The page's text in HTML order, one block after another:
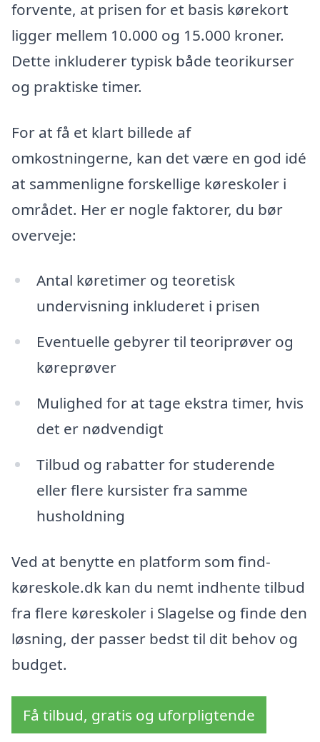
forvente, at prisen for et basis kørekort
ligger mellem 10.000 og 15.000 kroner.
Dette inkluderer typisk både teorikurser
og praktiske timer.
For at få et klart billede af
omkostningerne, kan det være en god idé
at sammenligne forskellige køreskoler i
området. Her er nogle faktorer, du bør
overveje:
Antal køretimer og teoretisk
undervisning inkluderet i prisen
Eventuelle gebyrer til teoriprøver og
køreprøver
Mulighed for at tage ekstra timer, hvis
det er nødvendigt
Tilbud og rabatter for studerende
eller flere kursister fra samme
husholdning
Ved at benytte en platform som find-
køreskole.dk kan du nemt indhente tilbud
fra flere køreskoler i Slagelse og finde den
løsning, der passer bedst til dit behov og
budget.
Få tilbud, gratis og uforpligtende